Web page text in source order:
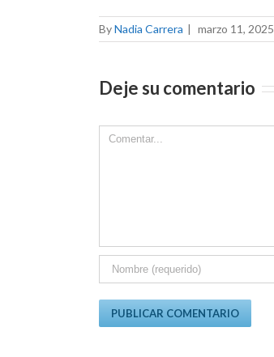
ByNadia Carrera | marzo 11, 2025
Deje su comentario
Comment